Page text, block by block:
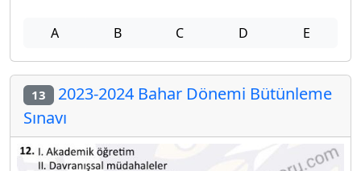
A B C D E
13 2023-2024 Bahar Dönemi Bütünleme
Sınavı